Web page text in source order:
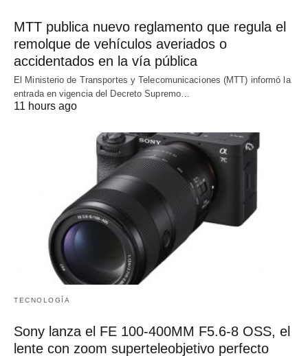
MTT publica nuevo reglamento que regula el
remolque de vehículos averiados o
accidentados en la vía pública
El Ministerio de Transportes y Telecomunicaciones (MTT) informó la
entrada en vigencia del Decreto Supremo…
11 hours ago
TECNOLOGÍA
Sony lanza el FE 100-400MM F5.6-8 OSS, el
lente con zoom superteleobjetivo perfecto